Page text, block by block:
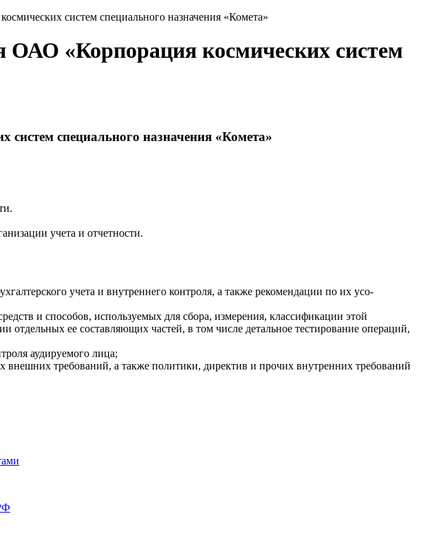
систем специального назначения «Комета»
ОАО «Корпорация космических систем
систем специального назначения «Комета»
учета и отчетности.
учета и внутреннего контроля, а также рекомендации по их усо-
и способов, используемых для сбора, измерения, классификации этой
ее составляющих частей, в том числе детальное тестирование операций,
аудируемого лица;
внешних требований, а также политики, директив и прочих внутренних требований